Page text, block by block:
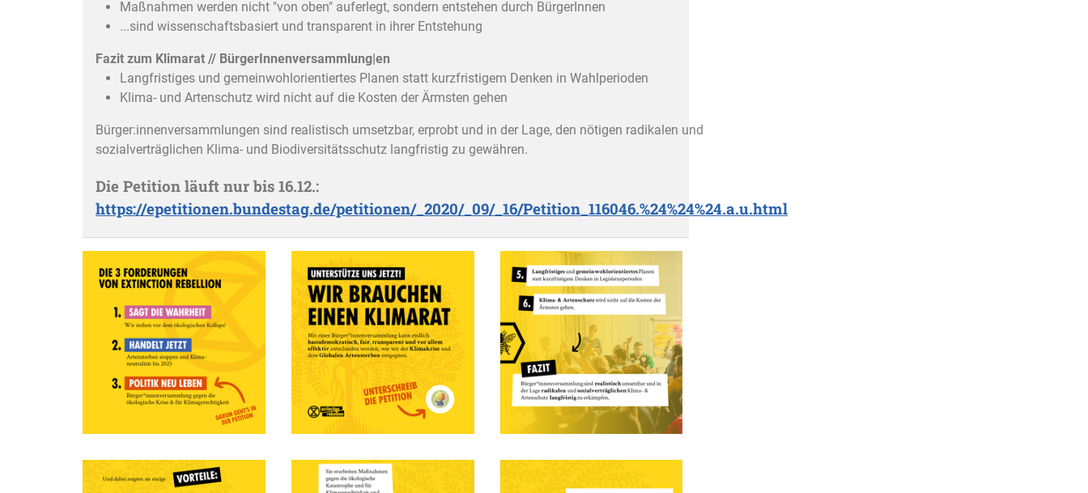
Maßnahmen werden nicht "von oben" auferlegt, sondern entstehen durch BürgerInnen
...sind wissenschaftsbasiert und transparent in ihrer Entstehung
Fazit zum Klimarat // BürgerInnenversammlung|en
Langfristiges und gemeinwohlorientiertes Planen statt kurzfristigem Denken in Wahlperioden
Klima- und Artenschutz wird nicht auf die Kosten der Ärmsten gehen
Bürger:innenversammlungen sind realistisch umsetzbar, erprobt und in der Lage, den nötigen radikalen und
sozialverträglichen Klima- und Biodiversitätsschutz langfristig zu gewähren.
Die Petition läuft nur bis 16.12.:
https://epetitionen.bundestag.de/petitionen/_2020/_09/_16/Petition_116046.%24%24%24.a.u.html